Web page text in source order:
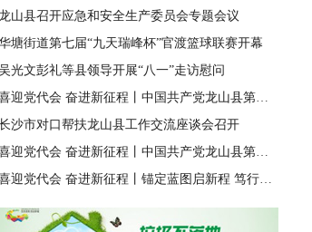
山县召开应急和安全生产委员会专题会议
塘街道第七届“九天瑞峰杯”官渡篮球联赛开幕
光文彭礼等县领导开展“八一”走访慰问
喜迎党代会 奋进新征程丨中国共产党龙山县第十四届纪律检查委员会第一次全体会议召开
沙市对口帮扶龙山县工作交流座谈会召开
喜迎党代会 奋进新征程丨中国共产党龙山县第十四次代表大会胜利闭幕
喜迎党代会 奋进新征程丨锚定蓝图启新程 笃行实干兴龙山